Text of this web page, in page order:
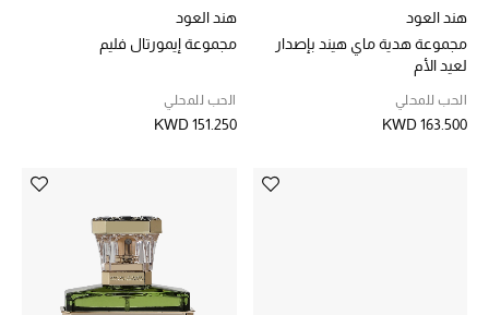
هند العود
مجموعة هدية ماي هيند بإصدار
لعيد الأم
الحب للمحلي
KWD 163.500
هند العود
مجموعة إيمورتال فليم
الحب للمحلي
KWD 151.250